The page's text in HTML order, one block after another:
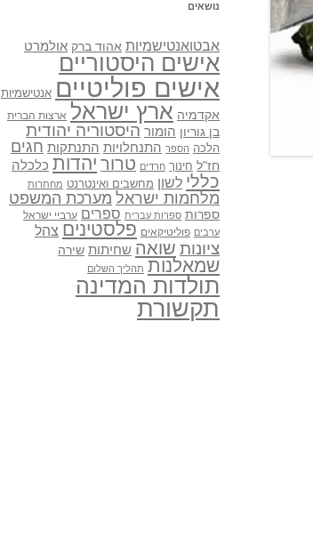
נושאים
אבטואנטישמיות אהוד ברק אולמרט
אישים היסטוריים
אישים פוליטיים אנטישמיות
אקדמיה ארץ ישראל ארצות הברית
בן גוריון הומור היסטוריה יהודית
הלכה הספר התנחלויות התנתקות חגים
חז"ל חינוך חרדים טרור יהדות כלכלה
כללי לשון מחשבים ואינטרנט מחתרות
מלחמות ישראל מערכת המשפט
ספרות ספרות עברית ספרים ערביי ישראל
ערבים פוליטיקאים פלסטינים צהל
ציונות שואה שחיתות שירה
שמאלנות תהליך השלום
תולדות המדינה
תקשורת